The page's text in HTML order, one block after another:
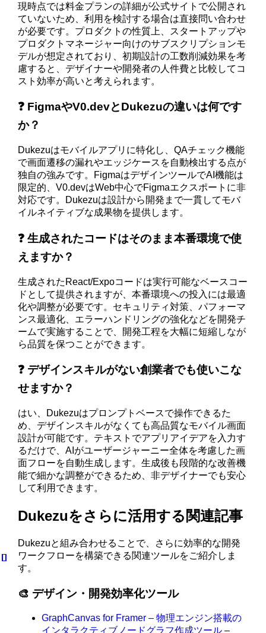
現時点では料金プランの詳細が公式サイトで公開され
ていないため、利用を検討する場合は直接問い合わせ
が必要です。プロダクトの性質上、スタートアップや
プロダクトマネージャー向けのサブスクリプションモ
デルが想定されており、初期設計の工数削減効果を考
慮すると、デザイナーや開発者の人件費と比較してコ
スト効率が高いと考えられます。
❓ FigmaやV0.devとDukezuの違いは何です
か？
Dukezuはモバイルアプリに特化し、QAチェック機能
で画面遷移の漏れやエッジケースを自動検出する点が
独自の強みです。FigmaはデザインツールでAI機能は
限定的、V0.devはWeb中心でFigmaエクスポートに非
対応です。Dukezuは設計から開発まで一貫してモバ
イルネイティブな成果物を提供します。
❓ 生成されたコードはそのまま本番環境で使
えますか？
生成されたReact/Expoコードは実行可能なベースコー
ドとして提供されますが、本番環境への投入には最適
化や調整が必要です。セキュリティ対策、パフォーマ
ンス最適化、エラーハンドリングの強化などを開発チ
ームで実施することで、開発工程を大幅に短縮しなが
ら品質を保つことができます。
❓ デザインスキルがない創業者でも使いこな
せますか？
はい、Dukezuはプロンプトベースで操作できるた
め、デザインスキルがなくても高品質なモバイル画面
設計が可能です。テキストでアプリアイデアを入力す
るだけで、AIがユーザージャーニー全体を考慮した画
面フローを自動生成します。生成後も段階的な改善機
能で細かな調整ができるため、非デザイナーでも安心
して利用できます。
Dukezuをさらに活用する関連記事
Dukezuと組み合わせることで、さらに効率的な開発
ワークフローを構築できる関連ツールをご紹介しま
す。
🎨 デザイン・開発効率化ツール
GraphCanvas for Framer – 物理エンジン搭載の
インタラクティブノードグラフ作成ツール –